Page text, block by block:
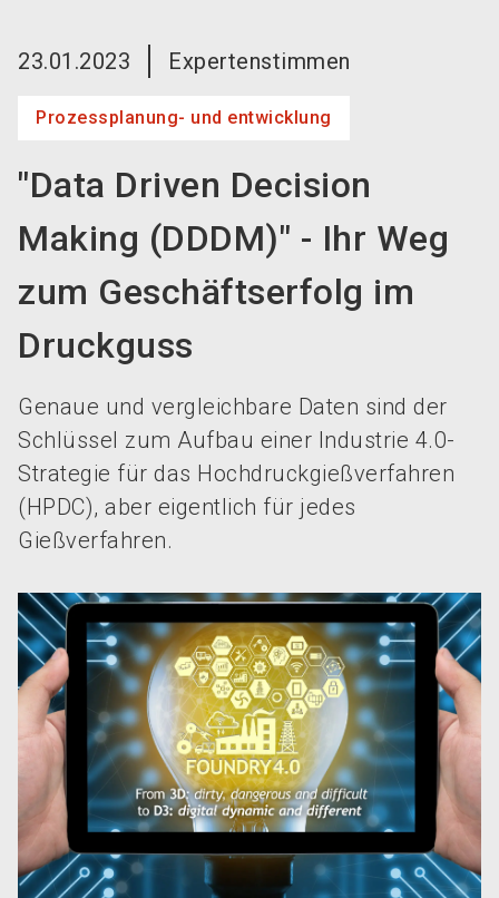
23.01.2023 Expertenstimmen
Prozessplanung- und entwicklung
"Data Driven Decision
Making (DDDM)" - Ihr Weg
zum Geschäftserfolg im
Druckguss
Genaue und vergleichbare Daten sind der
Schlüssel zum Aufbau einer Industrie 4.0-
Strategie für das Hochdruckgießverfahren
(HPDC), aber eigentlich für jedes
Gießverfahren.